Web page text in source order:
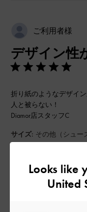
ご利用者様
デザイン性
折り紙のようなデザイ
人と被らない！
Diamor店スタッフC
サイズ: その他（シュー
Looks like
United